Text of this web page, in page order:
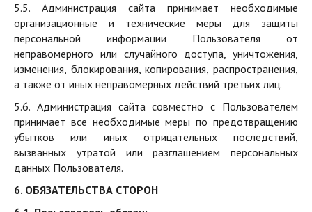
5.5. Администрация сайта принимает необходимые
организационные и технические меры для защиты
персональной информации Пользователя от
неправомерного или случайного доступа, уничтожения,
изменения, блокирования, копирования, распространения,
а также от иных неправомерных действий третьих лиц.
5.6. Администрация сайта совместно с Пользователем
принимает все необходимые меры по предотвращению
убытков или иных отрицательных последствий,
вызванных утратой или разглашением персональных
данных Пользователя.
6. ОБЯЗАТЕЛЬСТВА СТОРОН